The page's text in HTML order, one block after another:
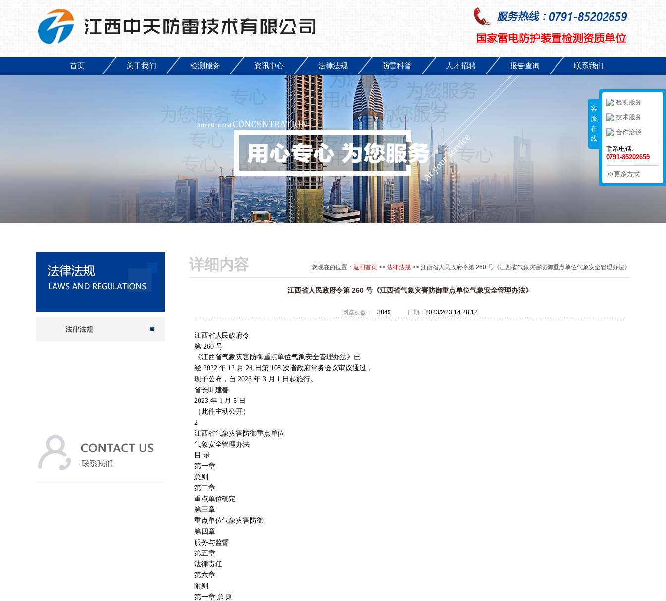
首页 关于我们 检测服务 资讯中心 法律法规 防雷科普 人才招聘 报告查询 联系我们
法律法规
您现在的位置： 返回首页 >> 法律法规 >> 江西省人民政府令第 260 号《江西省气象灾害防御重点单位气象安全管理办法》
详细内容
江西省人民政府令第 260 号《江西省气象灾害防御重点单位气象安全管理办法》
浏览次数： 3849 日期： 2023/2/23 14:28:12
江西省人民政府令
第 260 号
《江西省气象灾害防御重点单位气象安全管理办法》已
经 2022 年 12 月 24 日第 108 次省政府常务会议审议通过，
现予公布，自 2023 年 3 月 1 日起施行。
省长叶建春
2023 年 1 月 5 日
（此件主动公开）
2
江西省气象灾害防御重点单位
气象安全管理办法
目 录
第一章
总则
第二章
重点单位确定
第三章
重点单位气象灾害防御
第四章
服务与监督
第五章
法律责任
第六章
附则
第一章 总 则
客
服
在
线
检测服务
技术服务
合作洽谈
联系电话:
0791-85202659
>>更多方式